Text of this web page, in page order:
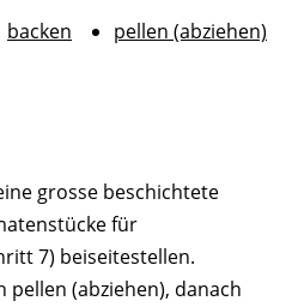
backen
pellen (abziehen)
grosse beschichtete
für
7) beiseitestellen.
pellen (abziehen), danach